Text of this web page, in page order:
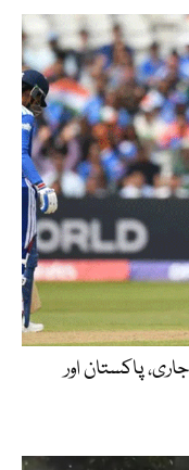
کا شیڈول جاری، پاکستان اور